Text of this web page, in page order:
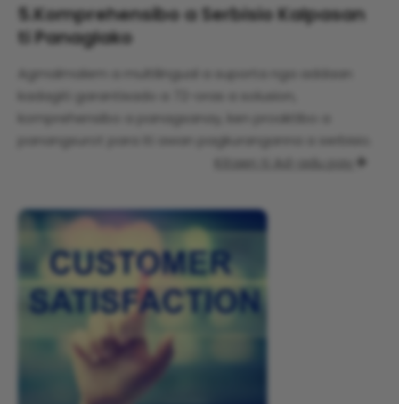
5.Komprehensibo a Serbisio Kalpasan
ti Panaglako
komprehensibo a panagsanay, ken proaktibo a
panangsurot para iti awan pagkuranganna a serbisio.
Kitaen ti Ad-adu pay